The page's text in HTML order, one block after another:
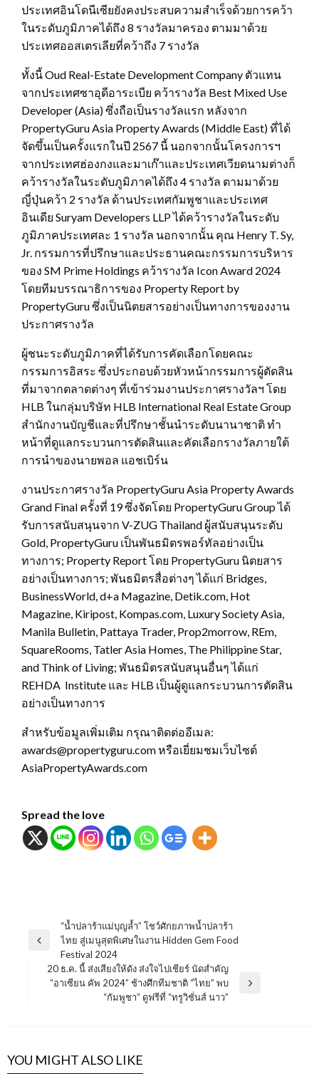
ประเทศอินโดนีเซียยังคงประสบความสำเร็จด้วยการคว้า
ในระดับภูมิภาคได้ถึง 8 รางวัลมาครอง ตามมาด้วย
ประเทศออสเตรเลียที่คว้าถึง 7 รางวัล
ทั้งนี้ Oud Real-Estate Development Company ตัวแทน
จากประเทศซาอุดีอาระเบีย คว้ารางวัล Best Mixed Use
Developer (Asia) ซึ่งถือเป็นรางวัลแรก หลังจาก
PropertyGuru Asia Property Awards (Middle East) ที่ได้
จัดขึ้นเป็นครั้งแรกในปี 2567 นี้ นอกจากนั้นโครงการฯ
จากประเทศฮ่องกงและมาเก๊าและประเทศเวียดนามต่างก็
คว้ารางวัลในระดับภูมิภาคได้ถึง 4 รางวัล ตามมาด้วย
ญี่ปุ่นคว้า 2 รางวัล ด้านประเทศกัมพูชาและประเทศ
อินเดีย Suryam Developers LLP ได้คว้ารางวัลในระดับ
ภูมิภาคประเทศละ 1 รางวัล นอกจากนั้น คุณ Henry T. Sy,
Jr. กรรมการที่ปรึกษาและประธานคณะกรรมการบริหาร
ของ SM Prime Holdings คว้ารางวัล Icon Award 2024
โดยทีมบรรณาธิการของ Property Report by
PropertyGuru ซึ่งเป็นนิตยสารอย่างเป็นทางการของงาน
ประกาศรางวัล
ผู้ชนะระดับภูมิภาคที่ได้รับการคัดเลือกโดยคณะ
กรรมการอิสระ ซึ่งประกอบด้วยหัวหน้ากรรมการผู้ตัดสิน
ที่มาจากตลาดต่างๆ ที่เข้าร่วมงานประกาศรางวัลฯ โดย
HLB ในกลุ่มบริษัท HLB International Real Estate Group
สำนักงานบัญชีและที่ปรึกษาชั้นนำระดับนานาชาติ ทำ
หน้าที่ดูแลกระบวนการตัดสินและคัดเลือกรางวัลภายใต้
การนำของนายพอล แอชเบิร์น
งานประกาศรางวัล PropertyGuru Asia Property Awards
Grand Final ครั้งที่ 19 ซึ่งจัดโดย PropertyGuru Group ได้
รับการสนับสนุนจาก V-ZUG Thailand ผู้สนับสนุนระดับ
Gold, PropertyGuru เป็นพันธมิตรพอร์ทัลอย่างเป็น
ทางการ; Property Report โดย PropertyGuru นิตยสาร
อย่างเป็นทางการ; พันธมิตรสื่อต่างๆ ได้แก่ Bridges,
BusinessWorld, d+a Magazine, Detik.com, Hot
Magazine, Kiripost, Kompas.com, Luxury Society Asia,
Manila Bulletin, Pattaya Trader, Prop2morrow, REm,
SquareRooms, Tatler Asia Homes, The Philippine Star,
and Think of Living; พันธมิตรสนับสนุนอื่นๆ ได้แก่
REHDA Institute และ HLB เป็นผู้ดูแลกระบวนการตัดสิน
อย่างเป็นทางการ
สำหรับข้อมูลเพิ่มเติม กรุณาติดต่ออีเมล:
awards@propertyguru.com หรือเยี่ยมชมเว็บไซต์
AsiaPropertyAwards.com
Spread the love
แนะแนว
เรื่อง
Previous
“น้ำปลาร้าแม่บุญล้ำ” โชว์ศักยภาพน้ำปลาร้า
ไทย สู่เมนูสุดพิเศษในงาน Hidden Gem Food
Festival 2024
Next
20 ธ.ค. นี้ ส่งเสียงให้ดัง ส่งใจไปเชียร์ นัดสำคัญ
“อาเซียน คัพ 2024” ช้างศึกทีมชาติ “ไทย” พบ
“กัมพูชา” ดูฟรีที่ “ทรูวิชั่นส์ นาว”
YOU MIGHT ALSO LIKE